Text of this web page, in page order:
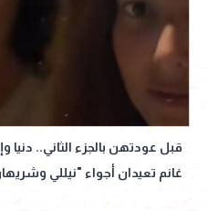
مترًا فوق سطح الأرض